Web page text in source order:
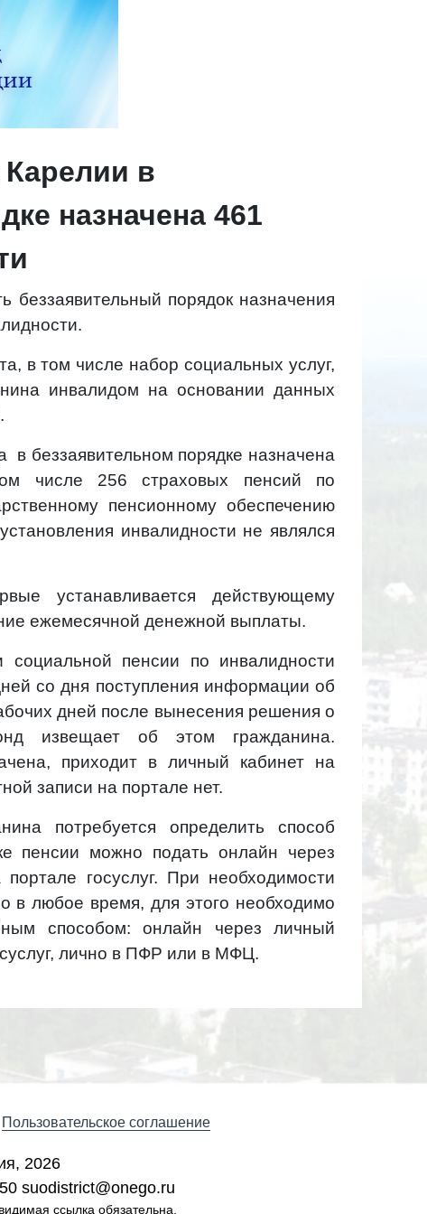
Карелии в
назначена 461
беззаявительный порядок назначения
в том числе набор социальных услуг,
инвалидом на основании данных
беззаявительном порядке назначена
числе 256 страховых пенсий по
пенсионному обеспечению
инвалидности не являлся
устанавливается действующему
ежемесячной денежной выплаты.
пенсии по инвалидности
со дня поступления информации об
дней после вынесения решения о
извещает об этом гражданина.
приходит в личный кабинет на
записи на портале нет.
потребуется определить способ
пенсии можно подать онлайн через
госуслуг. При необходимости
в любое время, для этого необходимо
способом: онлайн через личный
лично в ПФР или в МФЦ.
Пользовательское соглашение
2026
suodistrict@onego.ru
ссылка обязательна.